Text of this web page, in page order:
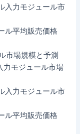
入力モジュール市
ル平均販売価格
市場規模と予測
力モジュール市場
入力モジュール市
ル平均販売価格